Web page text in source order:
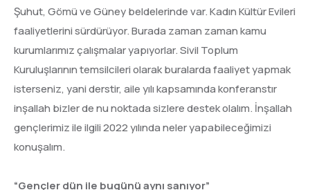
Şuhut, Gömü ve Güney beldelerinde var. Kadın Kültür Evileri
faaliyetlerini sürdürüyor. Burada zaman zaman kamu
kurumlarımız çalışmalar yapıyorlar. Sivil Toplum
Kuruluşlarının temsilcileri olarak buralarda faaliyet yapmak
isterseniz, yani derstir, aile yılı kapsamında konferanstır
inşallah bizler de nu noktada sizlere destek olalım. İnşallah
gençlerimiz ile ilgili 2022 yılında neler yapabileceğimizi
konuşalım.
“Gençler dün ile bugünü aynı sanıyor”